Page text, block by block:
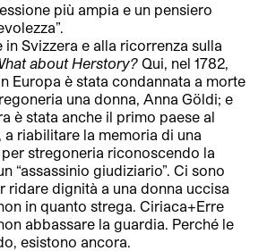
più ampia e un pensiero
Svizzera e alla ricorrenza sulla
about Herstory? Qui, nel 1782,
Europa è stata condannata a morte
una donna, Anna Göldi; e
è stata anche il primo paese al
riabilitare la memoria di una
stregoneria riconoscendo la
“assassinio giudiziario”. Ci sono
ridare dignità a una donna uccisa
in quanto strega. Ciriaca+Erre
abbassare la guardia. Perché le
esistono ancora.